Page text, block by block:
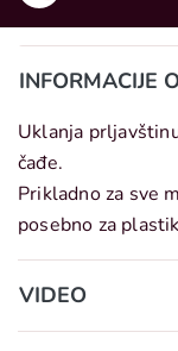
INFORMACIJE
Uklanja
čađe.
Prikladno za sve
posebno za
VIDEO